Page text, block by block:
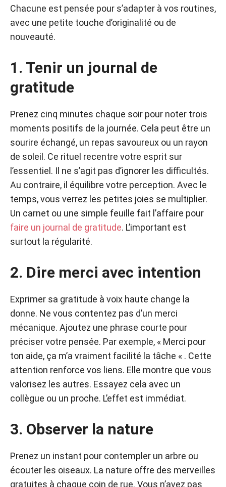
Chacune est pensée pour s’adapter à vos routines,
avec une petite touche d’originalité ou de
nouveauté.
1. Tenir un journal de
gratitude
Prenez cinq minutes chaque soir pour noter trois
moments positifs de la journée. Cela peut être un
sourire échangé, un repas savoureux ou un rayon
de soleil. Ce rituel recentre votre esprit sur
l’essentiel. Il ne s’agit pas d’ignorer les difficultés.
Au contraire, il équilibre votre perception. Avec le
temps, vous verrez les petites joies se multiplier.
Un carnet ou une simple feuille fait l’affaire pour
faire un journal de gratitude. L’important est
surtout la régularité.
2. Dire merci avec intention
Exprimer sa gratitude à voix haute change la
donne. Ne vous contentez pas d’un merci
mécanique. Ajoutez une phrase courte pour
préciser votre pensée. Par exemple, « Merci pour
ton aide, ça m’a vraiment facilité la tâche « . Cette
attention renforce vos liens. Elle montre que vous
valorisez les autres. Essayez cela avec un
collègue ou un proche. L’effet est immédiat.
3. Observer la nature
Prenez un instant pour contempler un arbre ou
écouter les oiseaux. La nature offre des merveilles
gratuites à chaque coin de rue. Vous n’avez pas